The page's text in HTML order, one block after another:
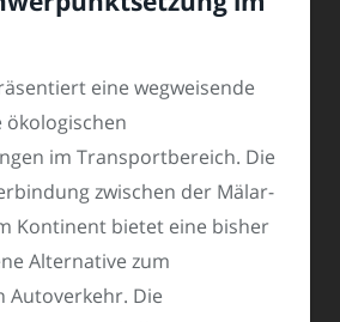
eine wegweisende
im Transportbereich. Die
zwischen der Mälar-
Kontinent bietet eine bisher
Alternative zum
Autoverkehr. Die